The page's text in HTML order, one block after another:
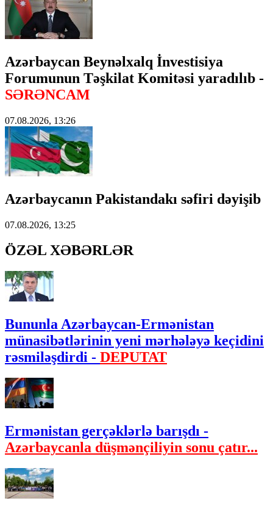
Azərbaycan Beynəlxalq İnvestisiya
Forumunun Təşkilat Komitəsi yaradılıb -
SƏRƏNCAM
07.08.2026, 13:26
Azərbaycanın Pakistandakı səfiri dəyişib
07.08.2026, 13:25
ÖZƏL XƏBƏRLƏR
Bununla Azərbaycan-Ermənistan
münasibətlərinin yeni mərhələyə keçidini
rəsmiləşdirdi - DEPUTAT
Ermənistan gerçəklərlə barışdı -
Azərbaycanla düşmənçiliyin sonu çatır...